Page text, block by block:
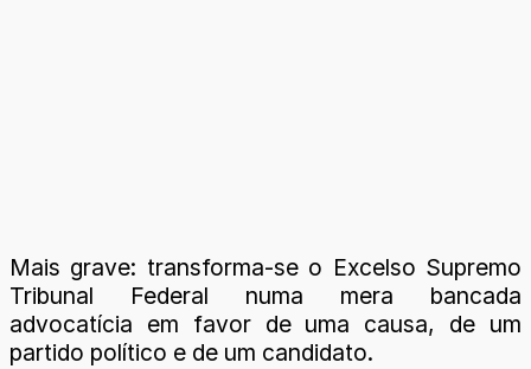
Mais grave: transforma-se o Excelso Supremo
Tribunal Federal numa mera bancada
advocatícia em favor de uma causa, de um
partido político e de um candidato.